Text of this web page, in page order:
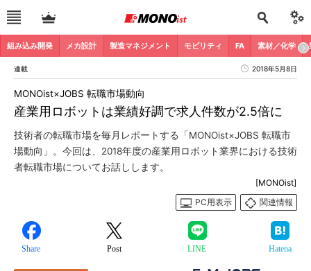
組み込み開発 メカ設計 製造マネジメント モビリティ FA 素材／化学
連載 2018年5月8日
産業用ロボットは業績好調で求人件数が2.5倍に
MONOist×JOBS 転職市場動向
技術者の転職市場を毎月レポートする「MONOist×JOBS 転職市
場動向」。今回は、2018年度の産業用ロボット業界における技術
者転職市場についてお話しします。
[MONOist]
PC用表示
関連情報
Share Post LINE Hatena